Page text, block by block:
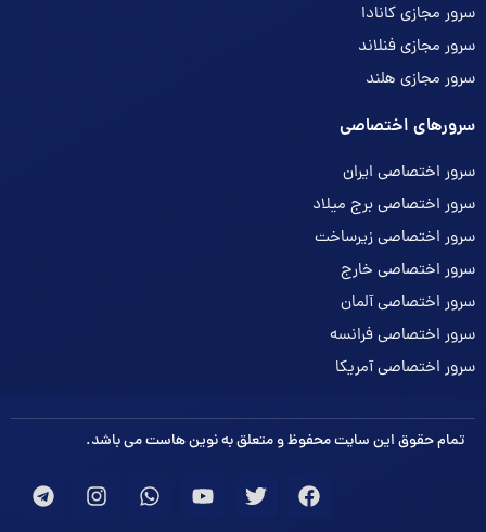
سرور مجازی کانادا
سرور مجازی فنلاند
سرور مجازی هلند
سرورهای اختصاصی
سرور اختصاصی ایران
سرور اختصاصی برج میلاد
سرور اختصاصی زیرساخت
سرور اختصاصی خارج
سرور اختصاصی آلمان
سرور اختصاصی فرانسه
سرور اختصاصی آمریکا
تمام حقوق این سایت محفوظ و متعلق به نوین هاست می باشد.